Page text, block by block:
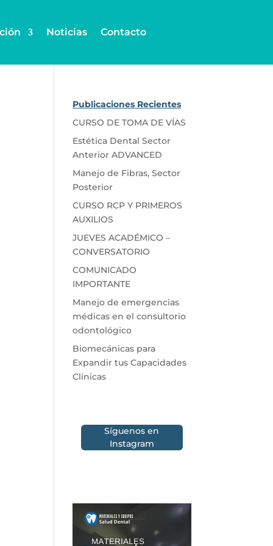
Noticias Contacto
Publicaciones Recientes
CURSO DE TOMA DE VÍAS
Estética Dental Sector
Anterior ADVANCED
Manejo de Fibras, Sector
Posterior
CURSO RCP Y PRIMEROS
AUXILIOS
JUEVES ACADÉMICO –
CONVERSATORIO
COMUNICADO
IMPORTANTE
Manejo de emergencias
médicas en el consultorio
odontológico
Biomecánicas para
Expandir tus Capacidades
Clínicas
Síguenos en
Instagram